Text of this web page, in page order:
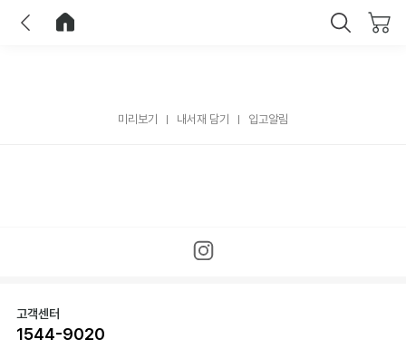
미리보기 내서재 담기 입고알림
고객센터
1544-9020